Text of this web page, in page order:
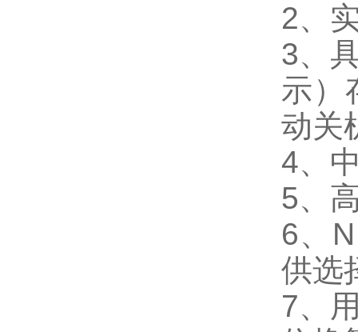
2、
3、
示）
动关
4、
5、
6、
供选
7、